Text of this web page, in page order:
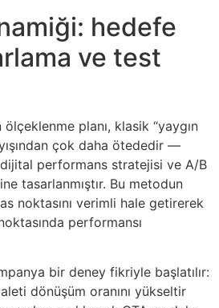
hedefe
ve test
planı, klasik “yaygın
çok daha ötededir —
performans stratejisi ve A/B
tasarlanmıştır. Bu metodun
noktasını verimli hale getirerek
performansı
bir deney fikriyle başlatılır:
dönüşüm oranını yükseltir